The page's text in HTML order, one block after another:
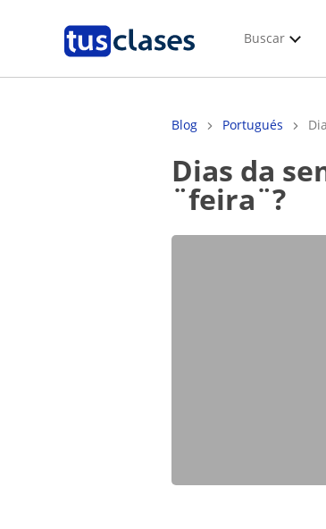
Buscar
Blog Portugués
Dias da semana: por que em português se utiliza o termo
¨feira¨?